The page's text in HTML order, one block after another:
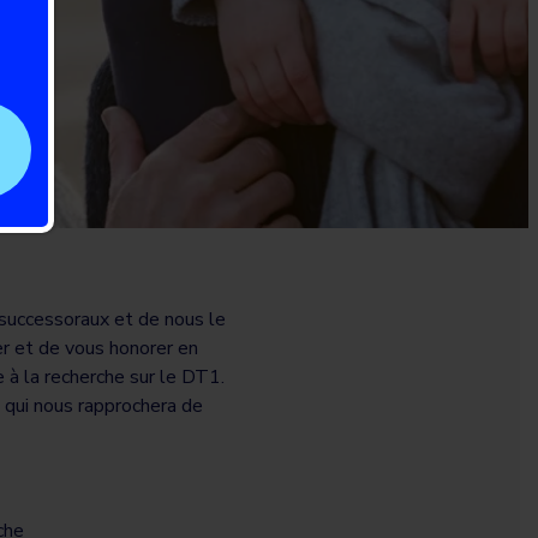
et de nous le
et de vous honorer en
la recherche sur le DT1.
nous rapprochera de